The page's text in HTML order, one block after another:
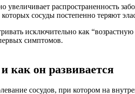
увеличивает распространенность
сосуды постепенно теряют
исключительно как
симптомов.
как он развивается
сосудов, при котором на